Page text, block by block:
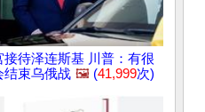
接待泽连斯基 川普：有很
结束乌俄战 🖼️ (41,999次)